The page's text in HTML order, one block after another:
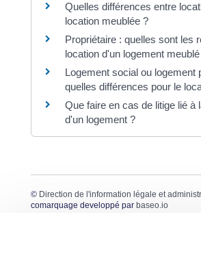
Quelles différences entre
location meublée ?
Propriétaire : quelles sont les
location d'un logement
Logement social ou logement
quelles différences pour le
Que faire en cas de litige lié à
d'un logement ?
© Direction de l'information légale et
comarquage developpé par baseo.io